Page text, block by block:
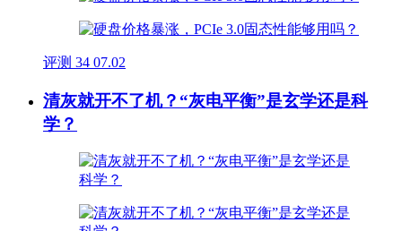
评测 34 07.02
清灰就开不了机？“灰电平衡”是玄学还是科
学？